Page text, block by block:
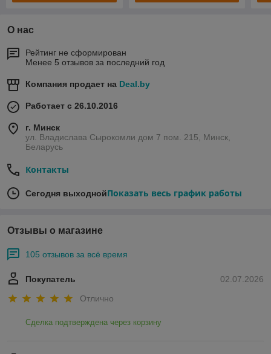
О нас
Рейтинг не сформирован
Менее 5 отзывов за последний год
Компания продает на Deal.by
Работает с 26.10.2016
г. Минск
ул. Владислава Сырокомли дом 7 пом. 215, Минск,
Беларусь
Контакты
Сегодня выходнойПоказать весь график работы
Отзывы о магазине
105 отзывов за всё время
02.07.2026
Покупатель
Отлично
Сделка подтверждена через корзину